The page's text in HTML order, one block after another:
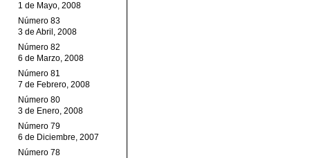
1 de Mayo, 2008
Número 83
3 de Abril, 2008
Número 82
6 de Marzo, 2008
Número 81
7 de Febrero, 2008
Número 80
3 de Enero, 2008
Número 79
6 de Diciembre, 2007
Número 78